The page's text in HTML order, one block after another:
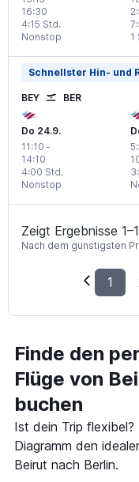
16:30
Nonstop
4:15 Std.
1
Schnellster Hin- und
BEY BER
Do 24.9.
11:10 -
14:10
Nonstop
4:00 Std.
Zeigt Ergebnisse
Nach dem günstigsten
1
Finde den
Flüge von
buchen
Ist dein Trip flexibel?
Diagramm den
Beirut nach Berlin.